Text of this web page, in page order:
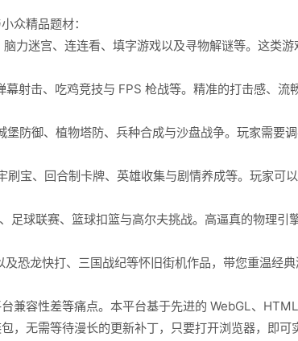
众精品题材：
力迷宫、连连看、填字游戏以及寻物解谜等。这类
射击、吃鸡竞技与 FPS 枪战等。精准的打击感、流
防御、植物塔防、兵种合成与沙盘战争。玩家需要
刷宝、回合制卡牌、英雄收集与剧情养成等。玩家可
足球联赛、篮球扣篮与高尔夫挑战。高逼真的物理引
恐龙快打、三国战纪等怀旧街机作品，带您重温经典
兼容性差等痛点。本平台基于先进的 WebGL、
，无需等待漫长的更新补丁，只要打开浏览器，即可